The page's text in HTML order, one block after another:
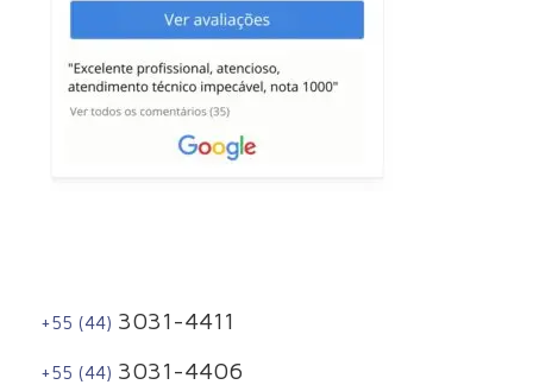
+55 (44) 3031-4411
+55 (44) 3031-4406